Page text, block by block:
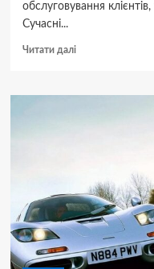
обслуговування
Сучасні...
Читати даліДокладніше
обладнання
продажу